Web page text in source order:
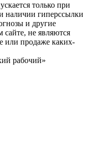
только при
наличии гиперссылки
и другие
не являются
или продаже каких-
рабочий»